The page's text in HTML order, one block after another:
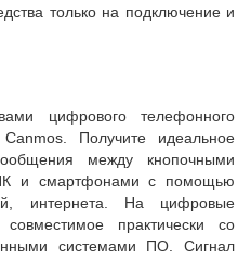
только на подключение и
цифрового телефонного
Получите идеальное
между кнопочными
и смартфонами с помощью
интернета. На цифровые
совместимое практически со
системами ПО. Сигнал